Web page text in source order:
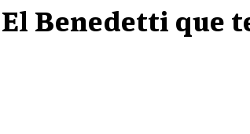
El Benedetti que